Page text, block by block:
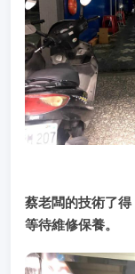
蔡老闆的技術了
等待維修保養。